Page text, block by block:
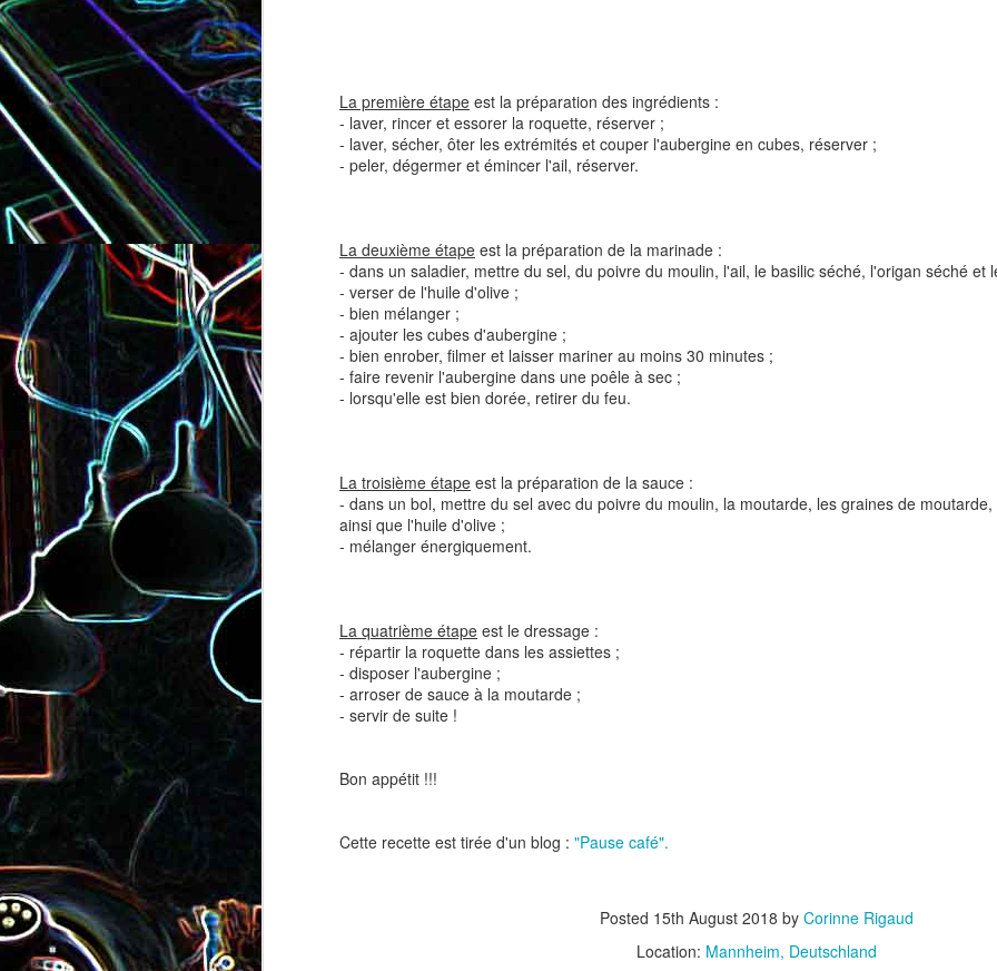
La première étape est la préparation des ingrédients :
- laver, rincer et essorer la roquette, réserver ;
- laver, sécher, ôter les extrémités et couper l'aubergine en cubes, réserver ;
- peler, dégermer et émincer l'ail, réserver.
La deuxième étape est la préparation de la marinade :
- dans un saladier, mettre du sel, du poivre du moulin, l'ail, le basilic séché, l'origan séché et
- verser de l'huile d'olive ;
- bien mélanger ;
- ajouter les cubes d'aubergine ;
- bien enrober, filmer et laisser mariner au moins 30 minutes ;
- faire revenir l'aubergine dans une poêle à sec ;
- lorsqu'elle est bien dorée, retirer du feu.
La troisième étape est la préparation de la sauce :
- dans un bol, mettre du sel avec du poivre du moulin, la moutarde, les graines de
ainsi que l'huile d'olive ;
- mélanger énergiquement.
La quatrième étape est le dressage :
- répartir la roquette dans les assiettes ;
- disposer l'aubergine ;
- arroser de sauce à la moutarde ;
- servir de suite !
Bon appétit !!!
Cette recette est tirée d'un blog : "Pause café".
Posted 15th August 2018 by Corinne Rigaud
Location: Mannheim, Deutschland
Brownie au chocolat recouvert
de marshmallows fondus Tapenade verte aux amandes Quiche aux 3 fromages Pizza au
Salade de lentilles au céleri
branche et à la carotte
Pizza au camembert, au sirop
d'érable et aux noix